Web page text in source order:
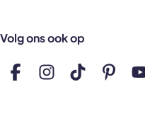
Volg ons ook op
Volg ons op Facebook
Volg ons opVolg ons op
Volg